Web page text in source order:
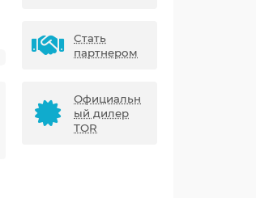
Стать
партнером
Официальн
ый дилер
TOR